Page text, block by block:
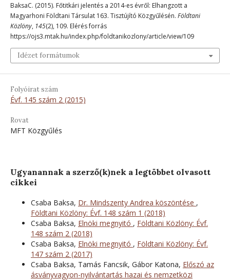
BaksaC. (2015). Főtitkári jelentés a 2014-es évről: Elhangzott a
Magyarhoni Földtani Társulat 163. Tisztújító Közgyűlésén. Földtani
Közlöny, 145(2), 109. Elérés forrás
https://ojs3.mtak.hu/index.php/foldtanikozlony/article/view/109
Idézet formátumok
Folyóirat szám
Évf. 145 szám 2 (2015)
Rovat
MFT Közgyűlés
Ugyanannak a szerző(k)nek a legtöbbet olvasott
cikkei
Csaba Baksa, Dr. Mindszenty Andrea köszöntése ,
Földtani Közlöny: Évf. 148 szám 1 (2018)
Csaba Baksa, Elnöki megnyitó , Földtani Közlöny: Évf.
148 szám 2 (2018)
Csaba Baksa, Elnöki megnyitó , Földtani Közlöny: Évf.
147 szám 2 (2017)
Csaba Baksa, Tamás Fancsik, Gábor Katona, Előszó az
ásványvagyon-nyilvántartás hazai és nemzetközi